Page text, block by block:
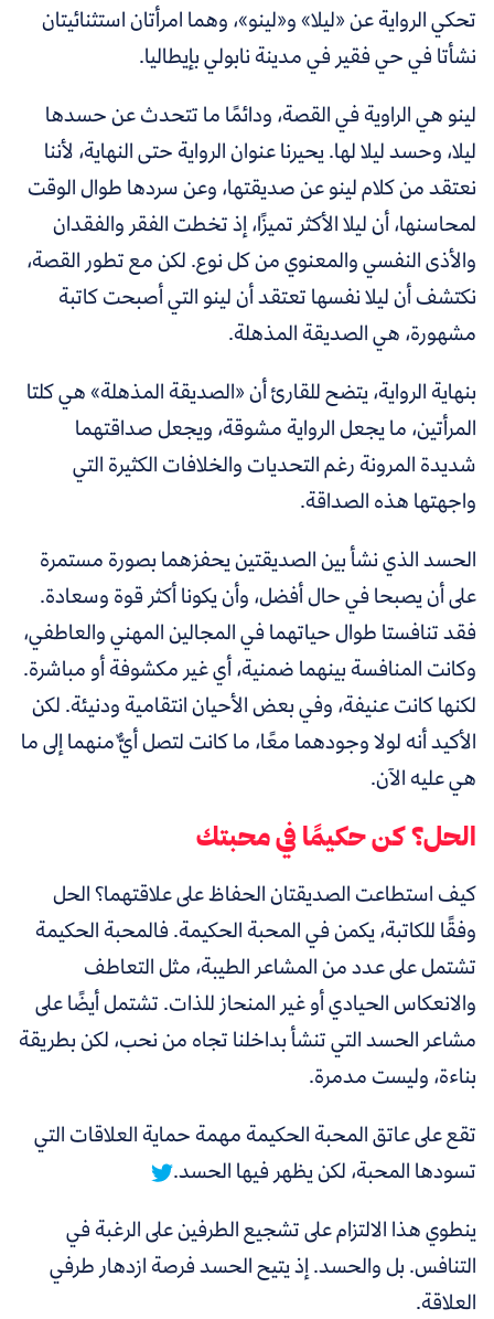
تحكي الرواية عن «ليلا» و«لينو»، وهما امرأتان استثنائيتان
نشأتا في حي فقير في مدينة نابولي بإيطاليا.
لينو هي الراوية في القصة، ودائمًا ما تتحدث عن حسدها
ليلا، وحسد ليلا لها. يحيرنا عنوان الرواية حتى النهاية، لأننا
نعتقد من كلام لينو عن صديقتها، وعن سردها طوال الوقت
لمحاسنها، أن ليلا الأكثر تميزًا، إذ تخطت الفقر والفقدان
والأذى النفسي والمعنوي من كل نوع. لكن مع تطور القصة،
نكتشف أن ليلا نفسها تعتقد أن لينو التي أصبحت كاتبة
مشهورة، هي الصديقة المذهلة.
بنهاية الرواية، يتضح للقارئ أن «الصديقة المذهلة» هي كلتا
المرأتين، ما يجعل الرواية مشوقة، ويجعل صداقتهما
شديدة المرونة رغم التحديات والخلافات الكثيرة التي
واجهتها هذه الصداقة.
الحسد الذي نشأ بين الصديقتين يحفزهما بصورة مستمرة
على أن يصبحا في حال أفضل، وأن يكونا أكثر قوة وسعادة.
فقد تنافستا طوال حياتهما في المجالين المهني والعاطفي،
وكانت المنافسة بينهما ضمنية، أي غير مكشوفة أو مباشرة.
لكنها كانت عنيفة، وفي بعض الأحيان انتقامية ودنيئة. لكن
الأكيد أنه لولا وجودهما معًا، ما كانت لتصل أيٌّ منهما إلى ما
هي عليه الآن.
الحل؟ كن حكيمًا في محبتك
كيف استطاعت الصديقتان الحفاظ على علاقتهما؟ الحل
وفقًا للكاتبة، يكمن في المحبة الحكيمة. فالمحبة الحكيمة
تشتمل على عدد من المشاعر الطيبة، مثل التعاطف
والانعكاس الحيادي أو غير المنحاز للذات. تشتمل أيضًا على
مشاعر الحسد التي تنشأ بداخلنا تجاه من نحب، لكن بطريقة
بناءة، وليست مدمرة.
تقع على عاتق المحبة الحكيمة مهمة حماية العلاقات التي
تسودها المحبة، لكن يظهر فيها الحسد.
ينطوي هذا الالتزام على تشجيع الطرفين على الرغبة في
التنافس. بل والحسد. إذ يتيح الحسد فرصة ازدهار طرفي
العلاقة.